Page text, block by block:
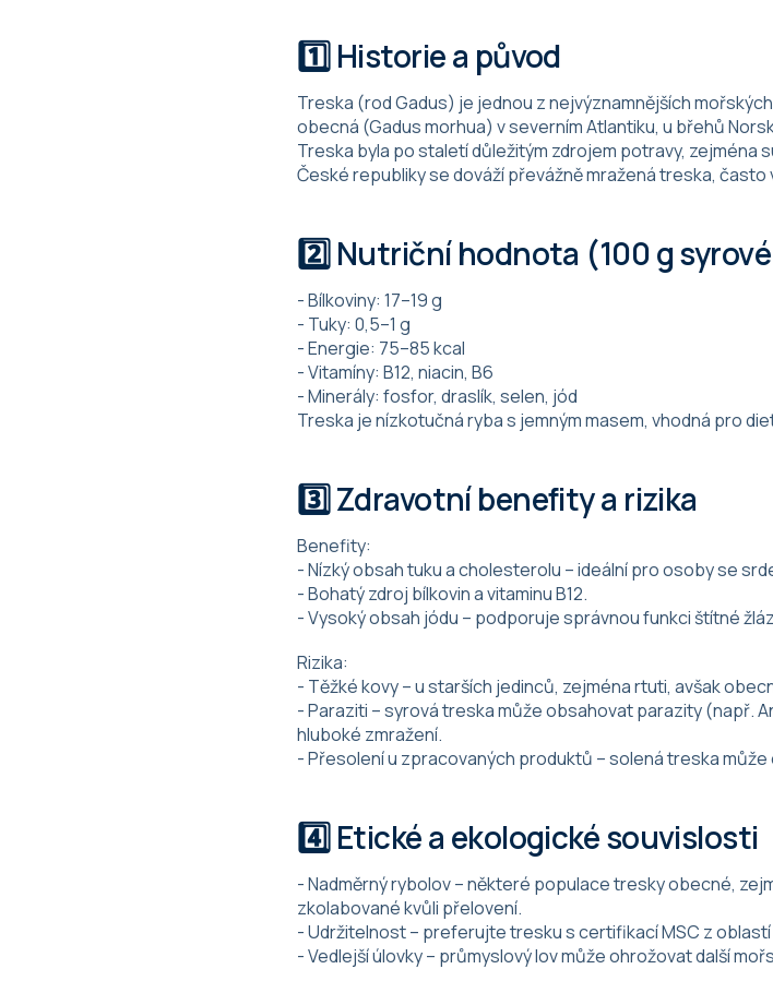
1️⃣ Historie a původ
Treska (rod Gadus) je jednou z nejvýznamnějších
obecná (Gadus morhua) v severním Atlantiku, u břehů
Treska byla po staletí důležitým zdrojem potravy, zejména
České republiky se dováží převážně mražená treska,
2️⃣ Nutriční hodnota (100 g
- Bílkoviny: 17–19 g
- Tuky: 0,5–1 g
- Energie: 75–85 kcal
- Vitamíny: B12, niacin, B6
- Minerály: fosfor, draslík, selen, jód
Treska je nízkotučná ryba s jemným masem, vhodná pro
3️⃣ Zdravotní benefity a rizika
Benefity:
- Nízký obsah tuku a cholesterolu – ideální pro osoby se
- Bohatý zdroj bílkovin a vitaminu B12.
- Vysoký obsah jódu – podporuje správnou funkci štítné
Rizika:
- Těžké kovy – u starších jedinců, zejména rtuti, avšak
- Paraziti – syrová treska může obsahovat parazity (např.
hluboké zmražení.
- Přesolení u zpracovaných produktů – solená treska
4️⃣ Etické a ekologické souvislosti
- Nadměrný rybolov – některé populace tresky obecné,
zkolabované kvůli přelovení.
- Udržitelnost – preferujte tresku s certifikací MSC z
- Vedlejší úlovky – průmyslový lov může ohrožovat další